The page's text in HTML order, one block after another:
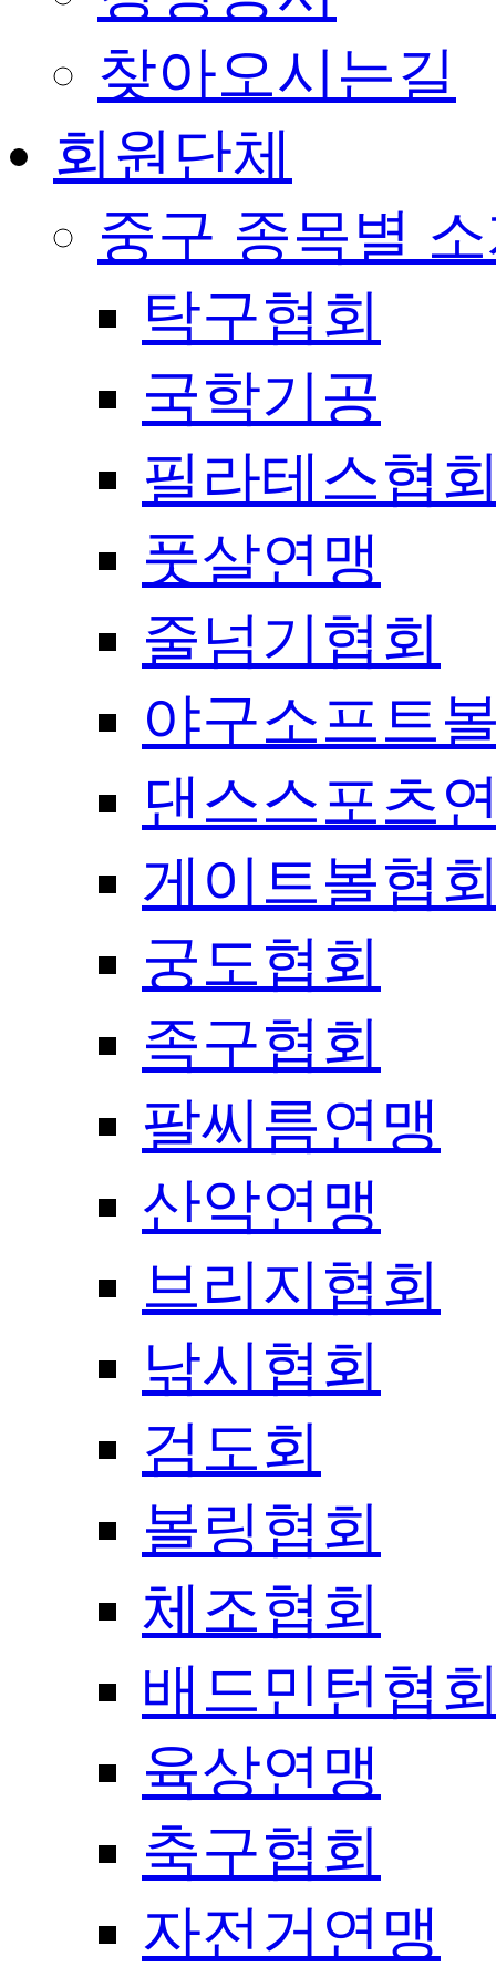
찾아오시는길
회원단체
중구 종목별
탁구협회
국학기공
필라테스협
풋살연맹
줄넘기협회
야구소프트
댄스스포츠
게이트볼협
궁도협회
족구협회
팔씨름연맹
산악연맹
브리지협회
낚시협회
검도회
볼링협회
체조협회
배드민턴협
육상연맹
축구협회
자전거연맹